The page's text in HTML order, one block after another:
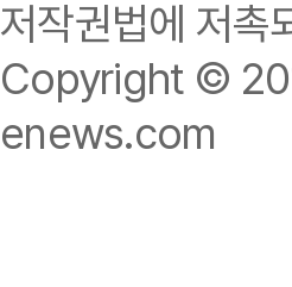
저작권법에 저촉
Copyright ©
enews.com